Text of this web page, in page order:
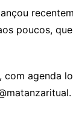
poucos,
agenda